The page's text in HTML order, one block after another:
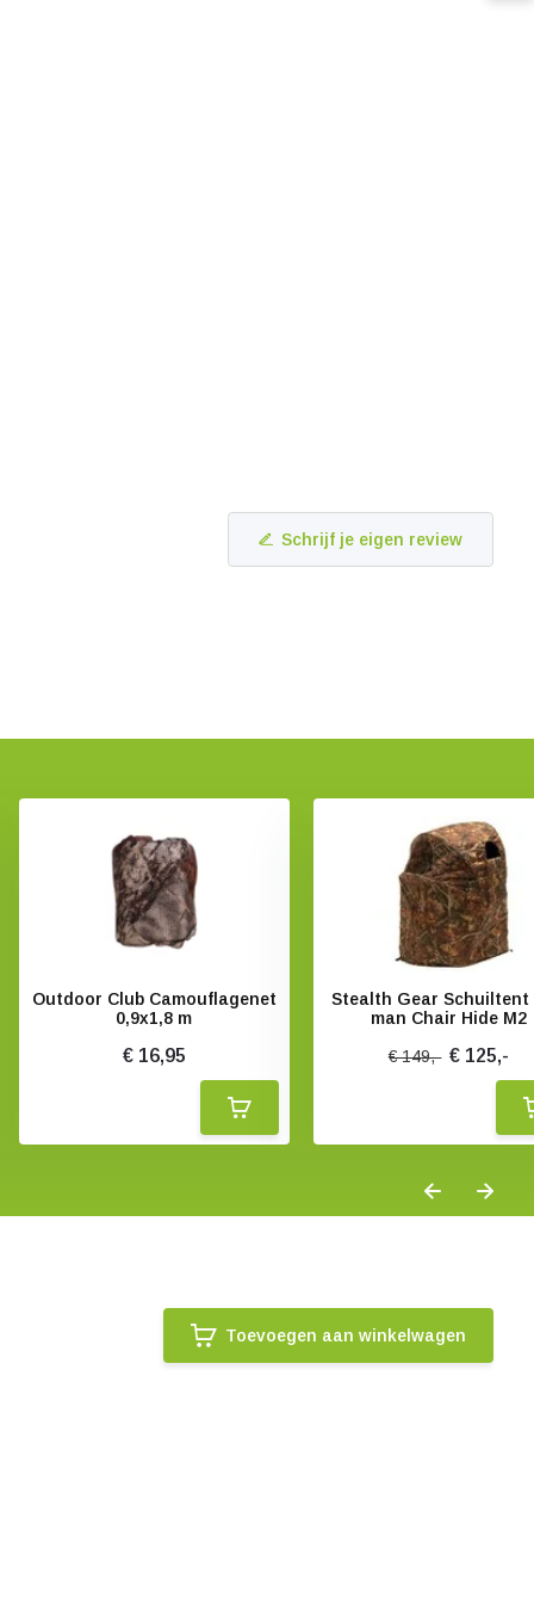
Schrijf je eigen review
Outdoor Club Camouflagenet
0,9x1,8 m
€ 16,95
Stealth Gear Schuiltent
man Chair Hide M2
€ 149,- € 125,-
Toevoegen aan winkelwagen